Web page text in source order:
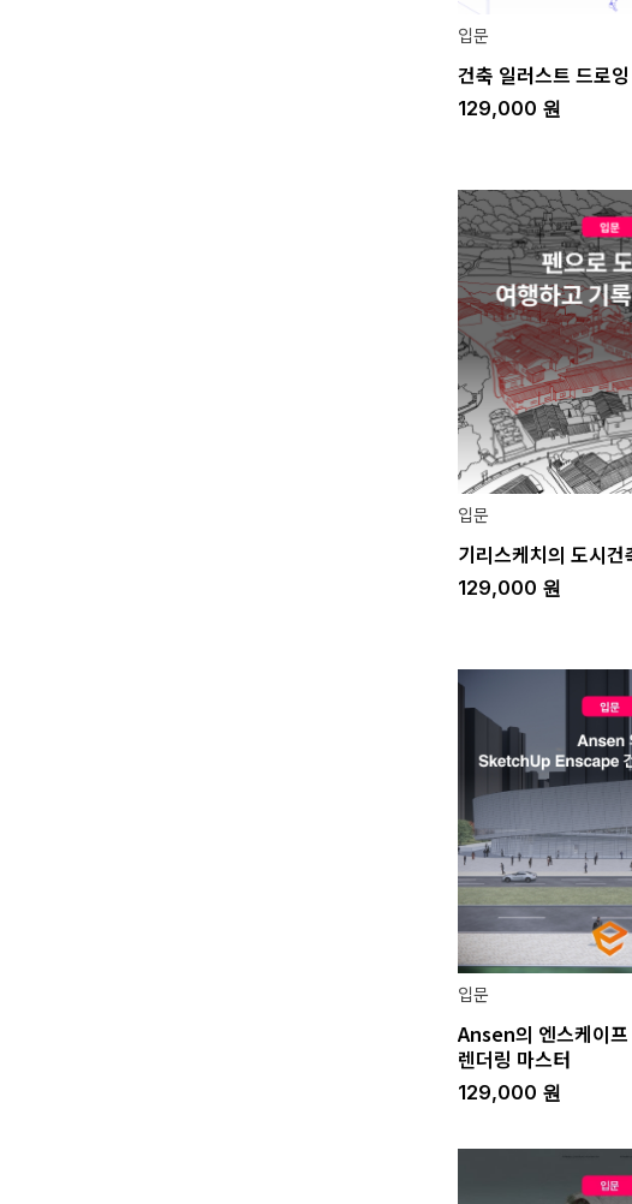
입문
건축 일러스트 드로
129,000 원
입문
기리스케치의 도시건
129,000 원
입문
Ansen의 엔스케이
렌더링 마스터
129,000 원